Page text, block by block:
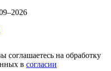
соглашаетесь на обработку
в согласии